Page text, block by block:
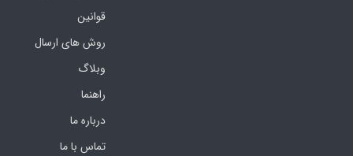
قوانین
روش های ارسال
وبلاگ
راهنما
درباره ما
تماس با ما